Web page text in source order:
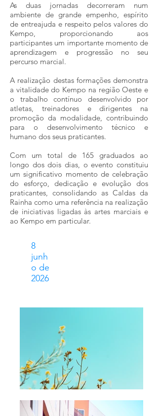
As duas jornadas decorreram num
ambiente de grande empenho, espírito
de entreajuda e respeito pelos valores do
Kempo, proporcionando aos
participantes um importante momento de
aprendizagem e progressão no seu
percurso marcial.
A realização destas formações demonstra
a vitalidade do Kempo na região Oeste e
o trabalho contínuo desenvolvido por
atletas, treinadores e dirigentes na
promoção da modalidade, contribuindo
para o desenvolvimento técnico e
humano dos seus praticantes.
Com um total de 165 graduados ao
longo dos dois dias, o evento constituiu
um significativo momento de celebração
do esforço, dedicação e evolução dos
praticantes, consolidando as Caldas da
Rainha como uma referência na realização
de iniciativas ligadas às artes marciais e
ao Kempo em particular.
8
junh
o de
2026